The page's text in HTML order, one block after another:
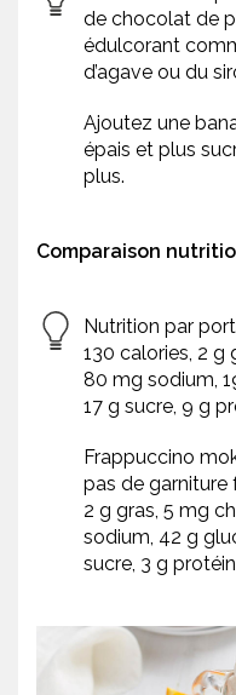
de chocolat de
édulcorant
d’agave ou du
Ajoutez une
épais et plus
plus.
Comparaison
Nutrition par
130 calories, 2 g
80 mg sodium,
17 g sucre, 9 g
Frappuccino
pas de garniture
2 g gras, 5 mg
sodium, 42 g
sucre, 3 g